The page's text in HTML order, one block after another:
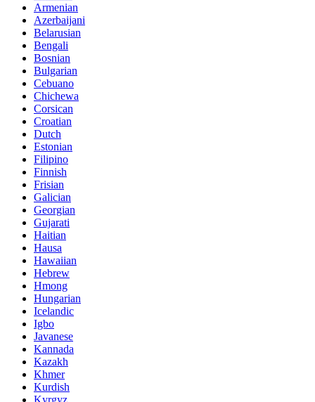
Armenian
Azerbaijani
Belarusian
Bengali
Bosnian
Bulgarian
Cebuano
Chichewa
Corsican
Croatian
Dutch
Estonian
Filipino
Finnish
Frisian
Galician
Georgian
Gujarati
Haitian
Hausa
Hawaiian
Hebrew
Hmong
Hungarian
Icelandic
Igbo
Javanese
Kannada
Kazakh
Khmer
Kurdish